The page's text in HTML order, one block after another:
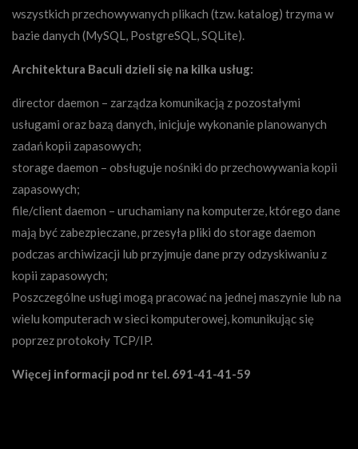
wszystkich przechowywanych plikach (tzw. katalog) trzyma w
bazie danych (MySQL, PostgreSQL, SQLite).
Architektura Baculi dzieli się na kilka usług:
director daemon – zarządza komunikacją z pozostałymi
usługami oraz bazą danych, inicjuje wykonanie planowanych
zadań kopii zapasowych;
storage daemon – obsługuje nośniki do przechowywania kopii
zapasowych;
file/client daemon – uruchamiany na komputerze, którego dane
mają być zabezpieczane, przesyła pliki do storage daemon
podczas archiwizacji lub przyjmuje dane przy odzyskiwaniu z
kopii zapasowych;
Poszczególne usługi mogą pracować na jednej maszynie lub na
wielu komputerach w sieci komputerowej, komunikując się
poprzez protokoły TCP/IP.
Więcej informacji pod nr tel. 691-41-41-59